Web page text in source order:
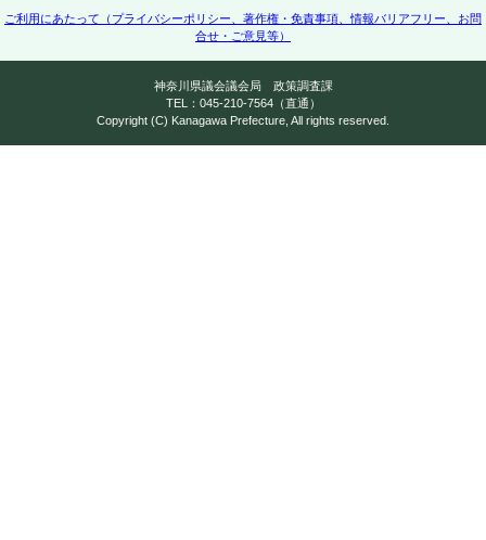
ご利用にあたって（プライバシーポリシー、著作権・免責事項、情報バリアフリー、お問
合せ・ご意見等）
神奈川県議会議会局 政策調査課
TEL：045-210-7564（直通）
Copyright (C) Kanagawa Prefecture, All rights reserved.